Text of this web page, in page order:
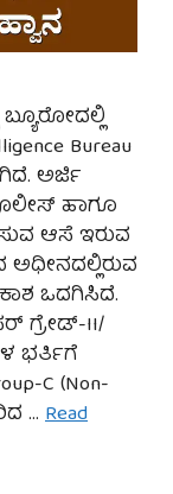
Bureau
ಅರ್ಜಿ
ಹಾಗೂ
ಆಸೆ ಇರುವ
ಒದಗಿಸಿದೆ.
ಗ್ರೇಡ್-II/
ಭರ್ತಿಗೆ
C (Non-
… Read